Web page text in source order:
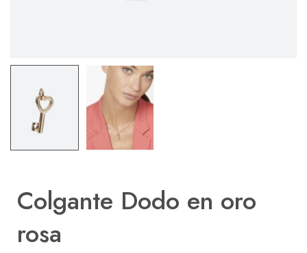
Colgante Dodo en oro
rosa